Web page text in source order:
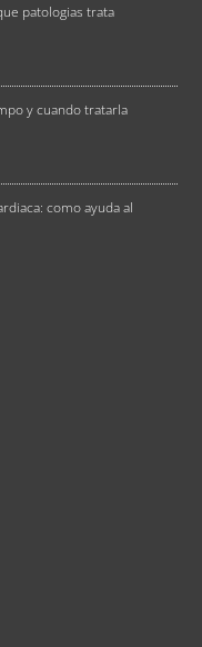
patologias trata
y cuando tratarla
como ayuda al